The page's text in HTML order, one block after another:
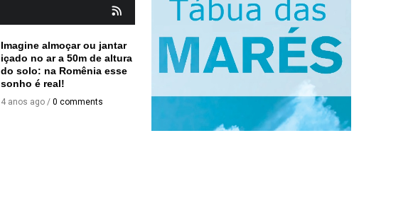
Imagine almoçar ou jantar
içado no ar a 50m de altura
do solo: na Romênia esse
sonho é real!
4 anos ago /0 comments